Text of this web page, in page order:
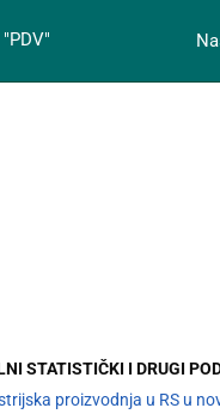
STATISTIČKI I DRUGI
proizvodnja u RS u